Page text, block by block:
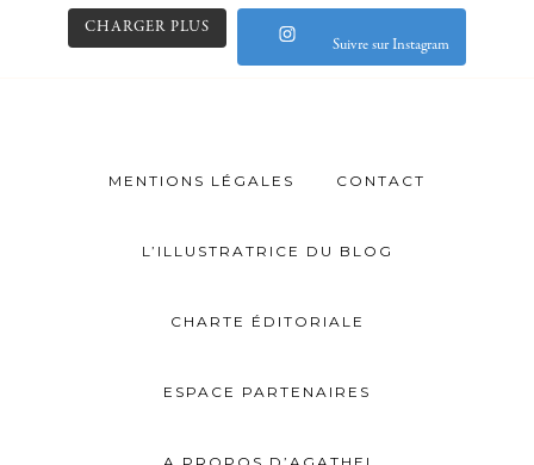
CHARGER PLUS
Suivre sur Instagram
MENTIONS LÉGALES CONTACT
L’ILLUSTRATRICE DU BLOG
CHARTE ÉDITORIALE
ESPACE PARTENAIRES